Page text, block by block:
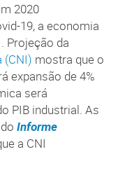
2020
19, a economia
Projeção da
(CNI) mostra que o
expansão de 4%
será
PIB industrial. As
Informe
a CNI